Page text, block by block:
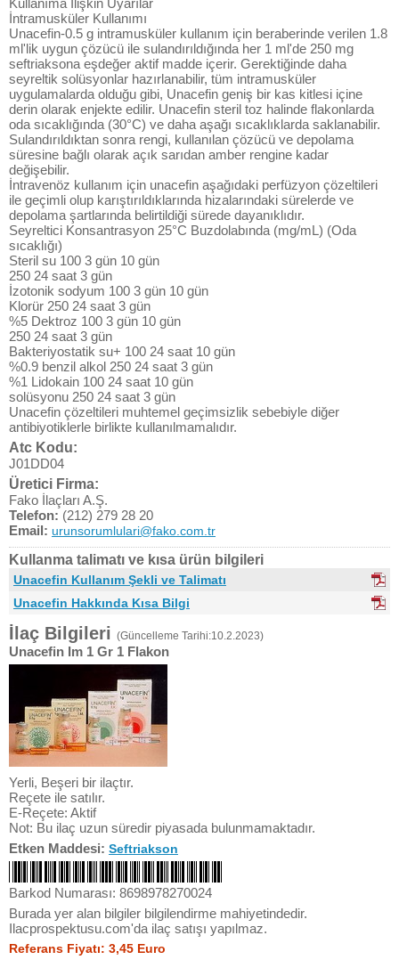
Kullanıma İlişkin Uyarılar
İntramusküler Kullanımı
Unacefin-0.5 g intramusküler kullanım için beraberinde verilen 1.8
ml'lik uygun çözücü ile sulandırıldığında her 1 ml'de 250 mg
seftriaksona eşdeğer aktif madde içerir. Gerektiğinde daha
seyreltik solüsyonlar hazırlanabilir, tüm intramusküler
uygulamalarda olduğu gibi, Unacefin geniş bir kas kitlesi içine
derin olarak enjekte edilir. Unacefin steril toz halinde flakonlarda
oda sıcaklığında (30°C) ve daha aşağı sıcaklıklarda saklanabilir.
Sulandırıldıktan sonra rengi, kullanılan çözücü ve depolama
süresine bağlı olarak açık sarıdan amber rengine kadar
değişebilir.
İntravenöz kullanım için unacefin aşağıdaki perfüzyon çözeltileri
ile geçimli olup karıştırıldıklarında hizalarındaki sürelerde ve
depolama şartlarında belirtildiği sürede dayanıklıdır.
Seyreltici Konsantrasyon 25°C Buzdolabında (mg/mL) (Oda
sıcaklığı)
Steril su 100 3 gün 10 gün
250 24 saat 3 gün
İzotonik sodyum 100 3 gün 10 gün
Klorür 250 24 saat 3 gün
%5 Dektroz 100 3 gün 10 gün
250 24 saat 3 gün
Bakteriyostatik su+ 100 24 saat 10 gün
%0.9 benzil alkol 250 24 saat 3 gün
%1 Lidokain 100 24 saat 10 gün
solüsyonu 250 24 saat 3 gün
Unacefin çözeltileri muhtemel geçimsizlik sebebiyle diğer
antibiyotiklerle birlikte kullanılmamalıdır.
Atc Kodu:
J01DD04
Üretici Firma:
Fako İlaçları A.Ş.
Telefon: (212) 279 28 20
Email: urunsorumlulari@fako.com.tr
Kullanma talimatı ve kısa ürün bilgileri
Unacefin Kullanım Şekli ve Talimatı
Unacefin Hakkında Kısa Bilgi
İlaç Bilgileri (Güncelleme Tarihi:10.2.2023)
Unacefin Im 1 Gr 1 Flakon
Yerli, Beşeri bir ilaçtır.
Reçete ile satılır.
E-Reçete: Aktif
Not: Bu ilaç uzun süredir piyasada bulunmamaktadır.
Etken Maddesi: Seftriakson
Barkod Numarası: 8698978270024
Burada yer alan bilgiler bilgilendirme mahiyetindedir.
Ilacprospektusu.com'da ilaç satışı yapılmaz.
Referans Fiyatı: 3,45 Euro